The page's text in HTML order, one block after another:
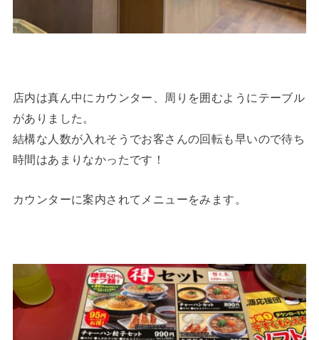
店内は真ん中にカウンター、周りを囲むようにテーブル
がありました。
結構な人数が入れそうでお客さんの回転も早いので待ち
時間はあまりなかったです！
カウンターに案内されてメニューをみます。